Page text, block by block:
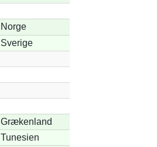
Norge
Sverige
Grækenland
Tunesien